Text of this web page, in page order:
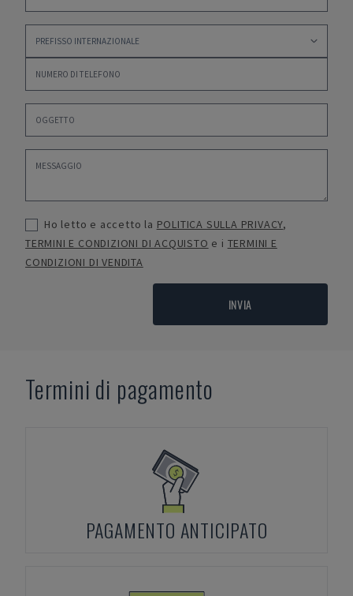
Ho letto e accetto la POLITICA SULLA PRIVACY,
TERMINI E CONDIZIONI DI ACQUISTO e i TERMINI E
CONDIZIONI DI VENDITA
INVIA
Termini di pagamento
PAGAMENTO ANTICIPATO